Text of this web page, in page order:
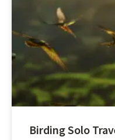
Birding Solo